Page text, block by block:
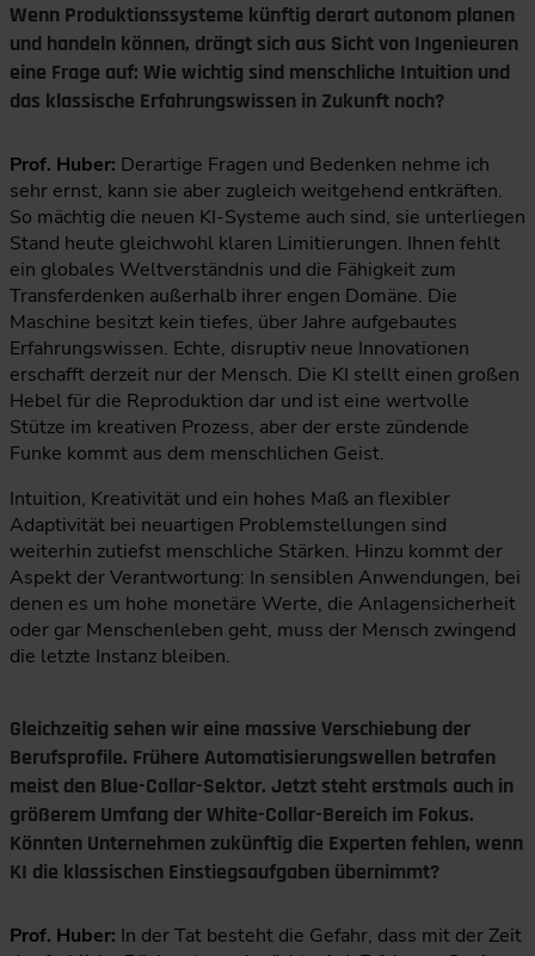
Wenn Produktionssysteme künftig derart autonom planen
und handeln können, drängt sich aus Sicht von Ingenieuren
eine Frage auf: Wie wichtig sind menschliche Intuition und
das klassische Erfahrungswissen in Zukunft noch?
Prof. Huber: Derartige Fragen und Bedenken nehme ich
sehr ernst, kann sie aber zugleich weitgehend entkräften.
So mächtig die neuen KI-Systeme auch sind, sie unterliegen
Stand heute gleichwohl klaren Limitierungen. Ihnen fehlt
ein globales Weltverständnis und die Fähigkeit zum
Transferdenken außerhalb ihrer engen Domäne. Die
Maschine besitzt kein tiefes, über Jahre aufgebautes
Erfahrungswissen. Echte, disruptiv neue Innovationen
erschafft derzeit nur der Mensch. Die KI stellt einen großen
Hebel für die Reproduktion dar und ist eine wertvolle
Stütze im kreativen Prozess, aber der erste zündende
Funke kommt aus dem menschlichen Geist.
Intuition, Kreativität und ein hohes Maß an flexibler
Adaptivität bei neuartigen Problemstellungen sind
weiterhin zutiefst menschliche Stärken. Hinzu kommt der
Aspekt der Verantwortung: In sensiblen Anwendungen, bei
denen es um hohe monetäre Werte, die Anlagensicherheit
oder gar Menschenleben geht, muss der Mensch zwingend
die letzte Instanz bleiben.
Gleichzeitig sehen wir eine massive Verschiebung der
Berufsprofile. Frühere Automatisierungswellen betrafen
meist den Blue-Collar-Sektor. Jetzt steht erstmals auch in
größerem Umfang der White-Collar-Bereich im Fokus.
Könnten Unternehmen zukünftig die Experten fehlen, wenn
KI die klassischen Einstiegsaufgaben übernimmt?
Prof. Huber: In der Tat besteht die Gefahr, dass mit der Zeit